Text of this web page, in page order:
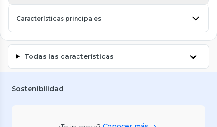
Características principales
Todas las características
Sostenibilidad